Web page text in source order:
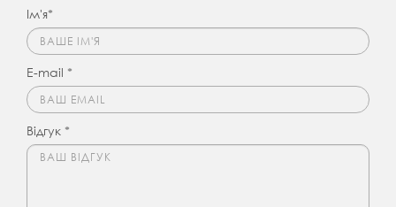
Ім'я*
E-mail *
Відгук *